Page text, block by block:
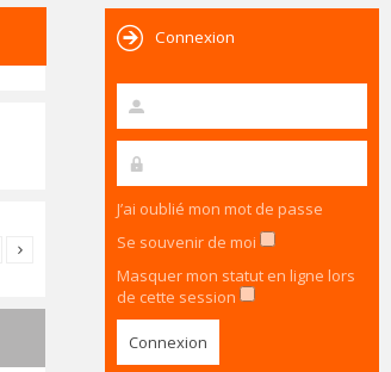
Connexion
J’ai oublié mon mot de passe
Se souvenir de moi
Masquer mon statut en ligne lors
de cette session